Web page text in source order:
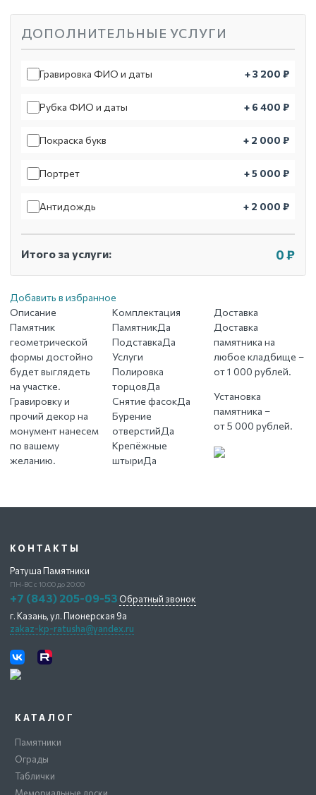
ДОПОЛНИТЕЛЬНЫЕ УСЛУГИ
Гравировка ФИО и даты + 3 200 ₽
Рубка ФИО и даты + 6 400 ₽
Покраска букв + 2 000 ₽
Портрет + 5 000 ₽
Антидождь + 2 000 ₽
Итого за услуги: 0 ₽
Добавить в избранное
Описание
Памятник
геометрической
формы достойно
будет выглядеть
на участке.
Гравировку и
прочий декор на
монумент нанесем
по вашему
желанию.
Комплектация
ПамятникДа
ПодставкаДа
Услуги
Полировка
торцовДа
Снятие фасокДа
Бурение
отверстийДа
Крепёжные
штыриДа
Доставка
Доставка
памятника на
любое кладбище –
от 1 000 рублей.
Установка
памятника –
от 5 000 рублей.
КАТАЛОГ
Памятники
Ограды
Таблички
Мемориальные доски
КОНТАКТЫ
Ратуша Памятники
ПН-ВС с 10:00 до 20:00
+7 (843) 205-09-53 Обратный звонок
г. Казань,ул. Пионерская 9а
zakaz-kp-ratusha@yandex.ru